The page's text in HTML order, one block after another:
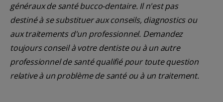
généraux de santé bucco-dentaire. Il n'est pas
destiné à se substituer aux conseils, diagnostics ou
aux traitements d'un professionnel. Demandez
toujours conseil à votre dentiste ou à un autre
professionnel de santé qualifié pour toute question
relative à un problème de santé ou à un traitement.